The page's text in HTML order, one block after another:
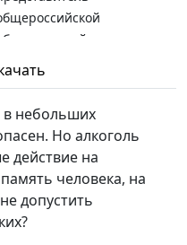
общественной
Синицына,
Смирнов,
«Лига
в небольших
Но алкоголь
действие на
человека, на
допустить